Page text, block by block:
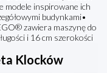
modele inspirowane ich
budynkami•
zawiera maszynę do
i 16 cm szerokości
Klocków